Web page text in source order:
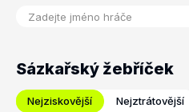
Sázkařský žebříček
Nejziskovější Nejztrátovější